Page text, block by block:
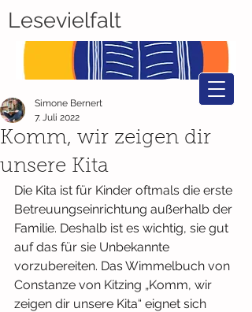
Lesevielfalt
Komm, wir zeigen dir
unsere Kita
Simone Bernert
7. Juli 2022
Die Kita ist für Kinder oftmals die erste
Betreuungseinrichtung außerhalb der
Familie. Deshalb ist es wichtig, sie gut
auf das für sie Unbekannte
vorzubereiten. Das Wimmelbuch von
Constanze von Kitzing „Komm, wir
zeigen dir unsere Kita“ eignet sich